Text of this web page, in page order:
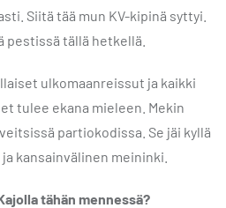
Siitä tää mun KV-kipinä syttyi.
pestissä tällä hetkellä.
ulkomaanreissut ja kaikki
tulee ekana mieleen. Mekin
partiokodissa. Se jäi kyllä
kansainvälinen meininki.
tähän mennessä?